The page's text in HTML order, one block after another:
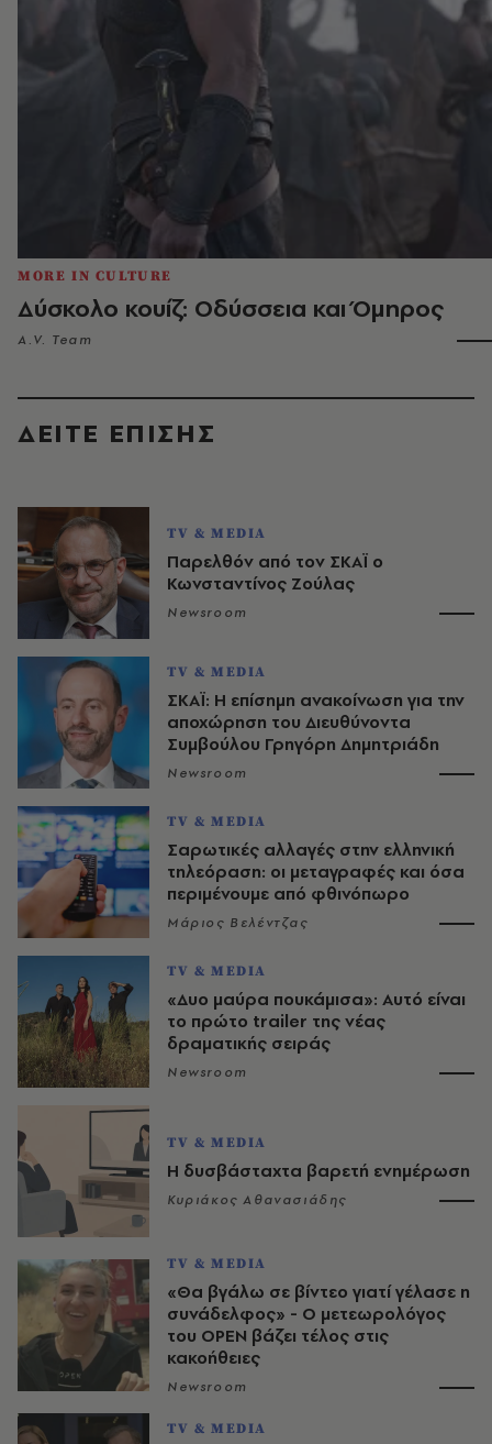
MORE IN CULTURE
Δύσκολο κουίζ: Οδύσσεια και Όμηρος
A.V. Team
ΔΕΙΤΕ ΕΠΙΣΗΣ
TV & MEDIA
Παρελθόν από τον ΣΚΑΪ ο
Κωνσταντίνος Ζούλας
Newsroom
TV & MEDIA
ΣΚΑΪ: Η επίσημη ανακοίνωση για την
αποχώρηση του Διευθύνοντα
Συμβούλου Γρηγόρη Δημητριάδη
Newsroom
TV & MEDIA
Σαρωτικές αλλαγές στην ελληνική
τηλεόραση: οι μεταγραφές και όσα
περιμένουμε από φθινόπωρο
Μάριος Βελέντζας
TV & MEDIA
«Δυο μαύρα πουκάμισα»: Αυτό είναι
το πρώτο trailer της νέας
δραματικής σειράς
Newsroom
TV & MEDIA
Η δυσβάσταχτα βαρετή ενημέρωση
Κυριάκος Αθανασιάδης
TV & MEDIA
«Θα βγάλω σε βίντεο γιατί γέλασε η
συνάδελφος» - Ο μετεωρολόγος
του OPEN βάζει τέλος στις
κακοήθειες
Newsroom
TV & MEDIA